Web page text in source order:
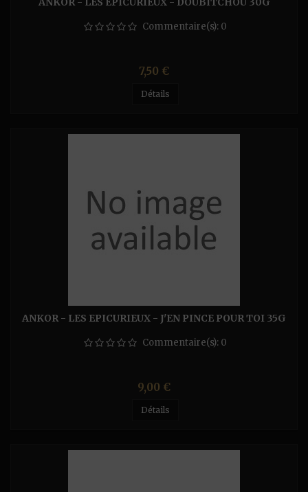
Commentaire(s): 0
Prix
7,50 €
Détails
ANKOR - LES EPICURIEUX - J'EN PINCE POUR TOI 35G
Commentaire(s): 0
Prix
9,00 €
Détails